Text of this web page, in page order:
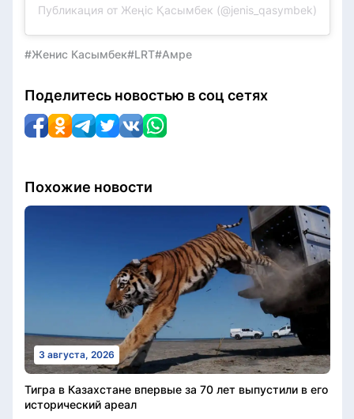
Публикация от Жеңіс Қасымбек (@jenis_qasymbek)
#Женис Касымбек#LRT#Амре
Поделитесь новостью в соц сетях
Похожие новости
3 августа, 2026
Тигра в Казахстане впервые за 70 лет выпустили в его
исторический ареал